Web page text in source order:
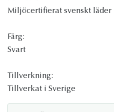
Miljöcertifierat svenskt läder
Färg:
Svart
Tillverkning:
Tillverkat i Sverige